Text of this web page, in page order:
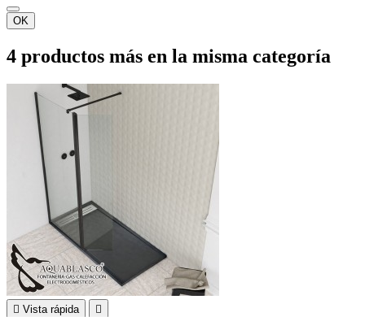
OK
4 productos más en la misma categoría
 Vista rápida 